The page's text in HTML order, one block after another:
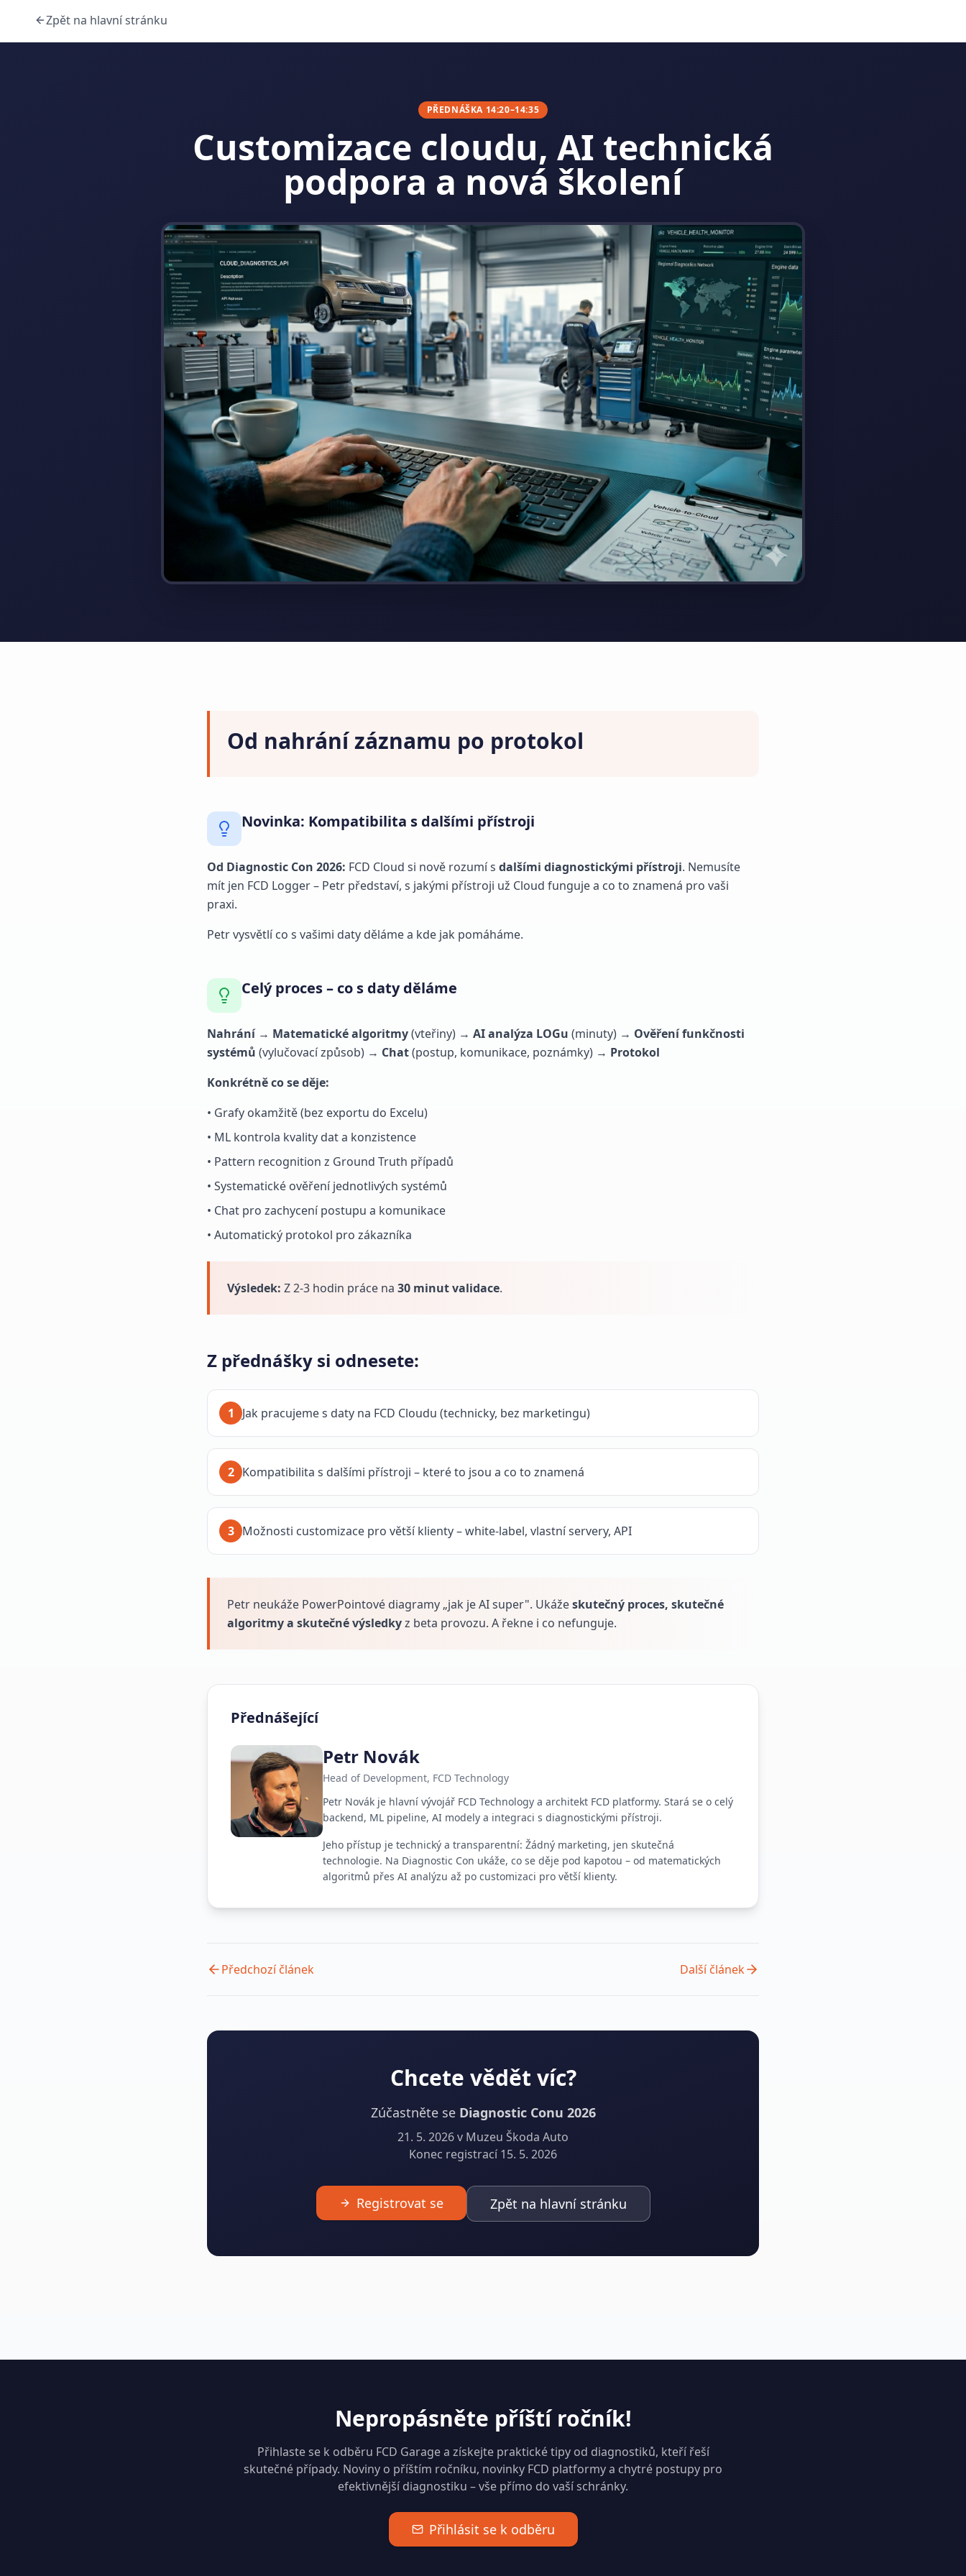
Zpět na hlavní stránku
PŘEDNÁŠKA 14:20–14:35
Customizace cloudu, AI technická
podpora a nová školení
Od nahrání záznamu po protokol
Novinka: Kompatibilita s dalšími přístroji
Od Diagnostic Con 2026: FCD Cloud si nově rozumí s dalšími diagnostickými přístroji. Nemusíte
mít jen FCD Logger – Petr představí, s jakými přístroji už Cloud funguje a co to znamená pro vaši
praxi.
Petr vysvětlí co s vašimi daty děláme a kde jak pomáháme.
Celý proces – co s daty děláme
Nahrání→ Matematické algoritmy(vteřiny) → AI analýza LOGu (minuty) → Ověření funkčnosti
systémů (vylučovací způsob) → Chat(postup, komunikace, poznámky) → Protokol
Konkrétně co se děje:
• Grafy okamžitě (bez exportu do Excelu)
• ML kontrola kvality dat a konzistence
• Pattern recognition z Ground Truth případů
• Systematické ověření jednotlivých systémů
• Chat pro zachycení postupu a komunikace
• Automatický protokol pro zákazníka
Výsledek: Z 2-3 hodin práce na 30 minut validace.
Z přednášky si odnesete:
1 Jak pracujeme s daty na FCD Cloudu (technicky, bez marketingu)
2 Kompatibilita s dalšími přístroji – které to jsou a co to znamená
3 Možnosti customizace pro větší klienty – white-label, vlastní servery, API
Petr neukáže PowerPointové diagramy „jak je AI super". Ukážeskutečný proces, skutečné
algoritmy a skutečné výsledkyz beta provozu. A řekne i co nefunguje.
Přednášející
Petr Novák
Head of Development, FCD Technology
Petr Novák je hlavní vývojář FCD Technology a architekt FCD platformy. Stará se o celý
backend, ML pipeline, AI modely a integraci s diagnostickými přístroji.
Jeho přístup je technický a transparentní: Žádný marketing, jen skutečná
technologie. Na Diagnostic Con ukáže, co se děje pod kapotou – od matematických
algoritmů přes AI analýzu až po customizaci pro větší klienty.
Předchozí článek Další článek
Chcete vědět víc?
Zúčastněte se Diagnostic Conu 2026
21. 5. 2026 v Muzeu Škoda Auto
Konec registrací 15. 5. 2026
Registrovat se Zpět na hlavní stránku
Nepropásněte příští ročník!
Přihlaste se k odběru FCD Garage a získejte praktické tipy od diagnostiků, kteří řeší
skutečné případy. Noviny o příštím ročníku, novinky FCD platformy a chytré postupy pro
efektivnější diagnostiku – vše přímo do vaší schránky.
Přihlásit se k odběru